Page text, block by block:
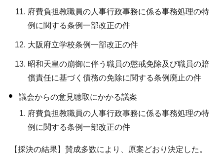
府費負担教職員の人事行政事務に係る事務処理の特
例に関する条例一部改正の件
大阪府立学校条例一部改正の件
昭和天皇の崩御に伴う職員の懲戒免除及び職員の賠
償責任に基づく債務の免除に関する条例廃止の件
議会からの意見聴取にかかる議案
府費負担教職員の人事行政事務に係る事務処理の特
例に関する条例一部改正の件
【採決の結果】賛成多数により、原案どおり決定した。